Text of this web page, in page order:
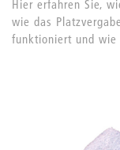
Hier erfahren Sie,
wie das
funktioniert und wie